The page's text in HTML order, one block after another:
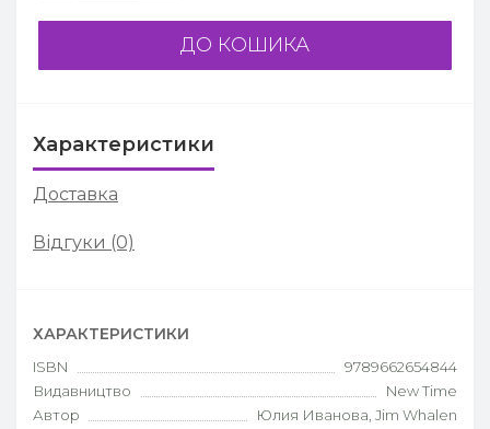
ДО КОШИКА
Характеристики
Доставка
Відгуки (0)
ХАРАКТЕРИСТИКИ
ISBN
9789662654844
Видавництво
New Time
Автор
Юлия Иванова, Jim Whalen